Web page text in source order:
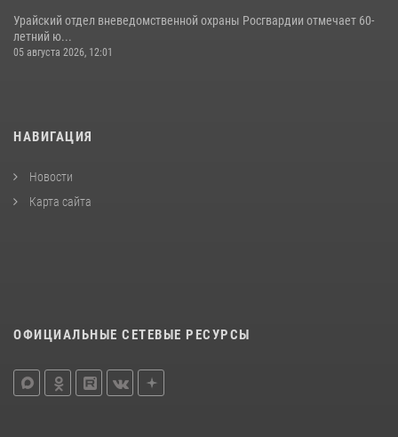
Урайский отдел вневедомственной охраны Росгвардии отмечает 60-
летний ю...
05 августа 2026, 12:01
НАВИГАЦИЯ
Новости
Карта сайта
ОФИЦИАЛЬНЫЕ СЕТЕВЫЕ РЕСУРСЫ